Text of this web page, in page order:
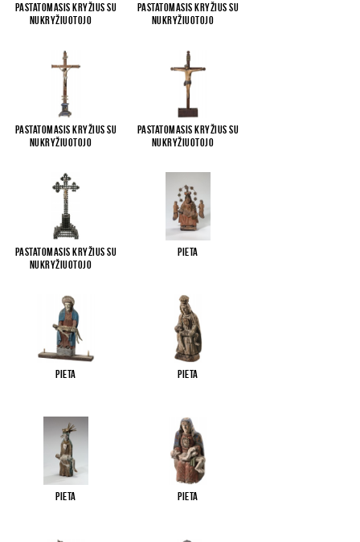
Pastatomasis kryžius su
Nukryžiuotojo
Pastatomasis kryžius su
Nukryžiuotojo
Pastatomasis kryžius su
Nukryžiuotojo
Pastatomasis kryžius su
Nukryžiuotojo
Pastatomasis kryžius su
Nukryžiuotojo
Pieta
Pieta Pieta
Pieta Pieta